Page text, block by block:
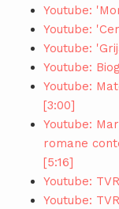
Youtube:
Youtube:
Youtube:
Youtube:
Youtube:
[3:00]
Youtube:
romane
[5:16]
Youtube:
Youtube: